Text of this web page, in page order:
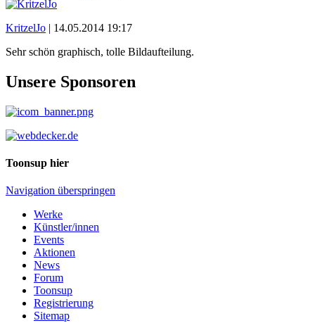
KritzelJo | 14.05.2014 19:17
Sehr schön graphisch, tolle Bildaufteilung.
Unsere Sponsoren
Toonsup hier
Navigation überspringen
Werke
Künstler/innen
Events
Aktionen
News
Forum
Toonsup
Registrierung
Sitemap